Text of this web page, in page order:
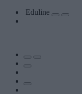
Eduline